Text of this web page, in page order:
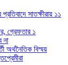
সাতক্ষীরায় ১১
গ্রেফতার ১
না
অর্থনৈতিক বিস্ময়